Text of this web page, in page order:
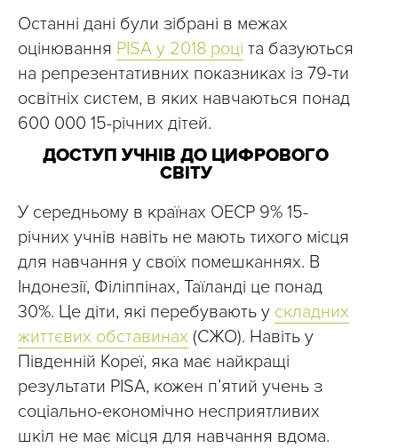
Останні дані були зібрані в межах
оцінювання PISA у 2018 році та базуються
на репрезентативних показниках із 79-ти
освітніх систем, в яких навчаються понад
600 000 15-річних дітей.
ДОСТУП УЧНІВ ДО ЦИФРОВОГО
СВІТУ
У середньому в країнах ОЕСР 9% 15-
річних учнів навіть не мають тихого місця
для навчання у своїх помешканнях. В
Індонезії, Філіппінах, Таїланді це понад
30%. Це діти, які перебувають у складних
життєвих обставинах (СЖО). Навіть у
Південній Кореї, яка має найкращі
результати PISA, кожен п’ятий учень з
соціально-економічно несприятливих
шкіл не має місця для навчання вдома.